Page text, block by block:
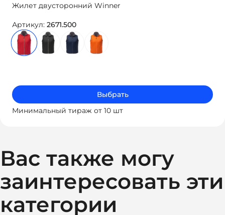
Жилет двусторонний Winner
Артикул: 2671.500
Выбрать
Минимальный тираж от 10 шт
Вас также могу
заинтересовать эти
категории